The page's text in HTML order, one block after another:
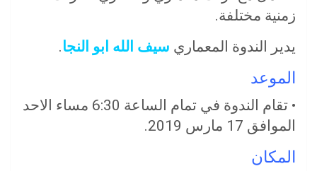
زمنية مختلفة.
يدير الندوة المعماري سيف الله ابو النجا.
الموعد
• تقام الندوة في تمام الساعة 6:30 مساء الاحد
الموافق 17 مارس 2019.
المكان